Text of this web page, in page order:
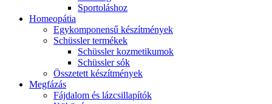
Sportoláshoz
Homeopátia
Egykomponensű készítmények
Schüssler termékek
Schüssler kozmetikumok
Schüssler sók
Összetett készítmények
Megfázás
Fájdalom és lázcsillapítók